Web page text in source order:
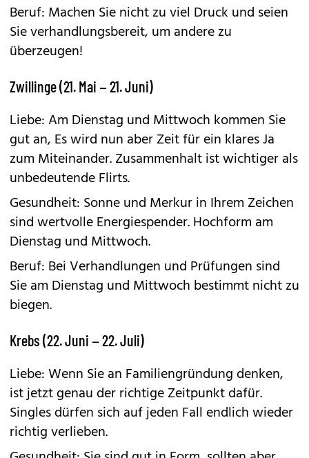
Beruf: Machen Sie nicht zu viel Druck und seien
Sie verhandlungsbereit, um andere zu
überzeugen!
Zwillinge (21. Mai – 21. Juni)
Liebe: Am Dienstag und Mittwoch kommen Sie
gut an, Es wird nun aber Zeit für ein klares Ja
zum Miteinander. Zusammenhalt ist wichtiger als
unbedeutende Flirts.
Gesundheit: Sonne und Merkur in Ihrem Zeichen
sind wertvolle Energiespender. Hochform am
Dienstag und Mittwoch.
Beruf: Bei Verhandlungen und Prüfungen sind
Sie am Dienstag und Mittwoch bestimmt nicht zu
biegen.
Krebs (22. Juni – 22. Juli)
Liebe: Wenn Sie an Familiengründung denken,
ist jetzt genau der richtige Zeitpunkt dafür.
Singles dürfen sich auf jeden Fall endlich wieder
richtig verlieben.